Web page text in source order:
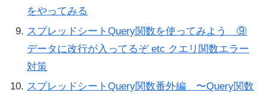
をやってみる
スプレッドシートQuery関数を使ってみよう ⑨
データに改行が入ってるぞ etc クエリ関数エラー
対策
スプレッドシートQuery関数番外編 〜Query関数